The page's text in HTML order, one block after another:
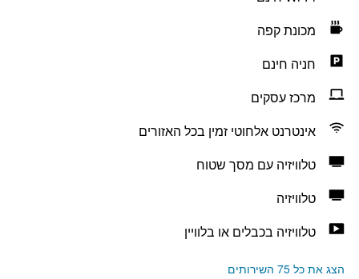
מכונת קפה
חניה חינם
מרכז עסקים
אינטרנט אלחוטי זמין בכל האזורים
טלוויזיה עם מסך שטוח
טלוויזיה
טלוויזיה בכבלים או בלוויין
הצג את כל 75 השירותים